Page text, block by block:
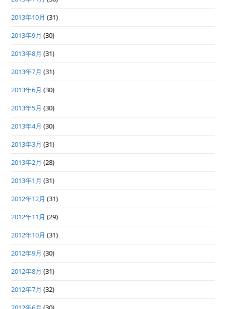
2013年10月 (31)
2013年9月 (30)
2013年8月 (31)
2013年7月 (31)
2013年6月 (30)
2013年5月 (30)
2013年4月 (30)
2013年3月 (31)
2013年2月 (28)
2013年1月 (31)
2012年12月 (31)
2012年11月 (29)
2012年10月 (31)
2012年9月 (30)
2012年8月 (31)
2012年7月 (32)